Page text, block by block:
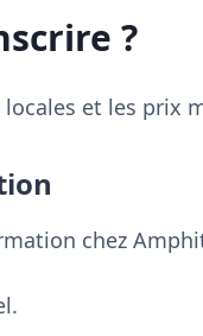
?
et les prix
chez